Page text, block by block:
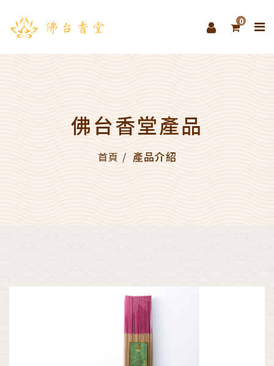
0
佛台香堂產品
首頁 產品介紹